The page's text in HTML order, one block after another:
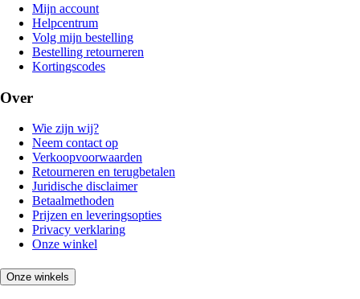
Mijn account
Helpcentrum
Volg mijn bestelling
Bestelling retourneren
Kortingscodes
Over
Wie zijn wij?
Neem contact op
Verkoopvoorwaarden
Retourneren en terugbetalen
Juridische disclaimer
Betaalmethoden
Prijzen en leveringsopties
Privacy verklaring
Onze winkel
Onze winkels